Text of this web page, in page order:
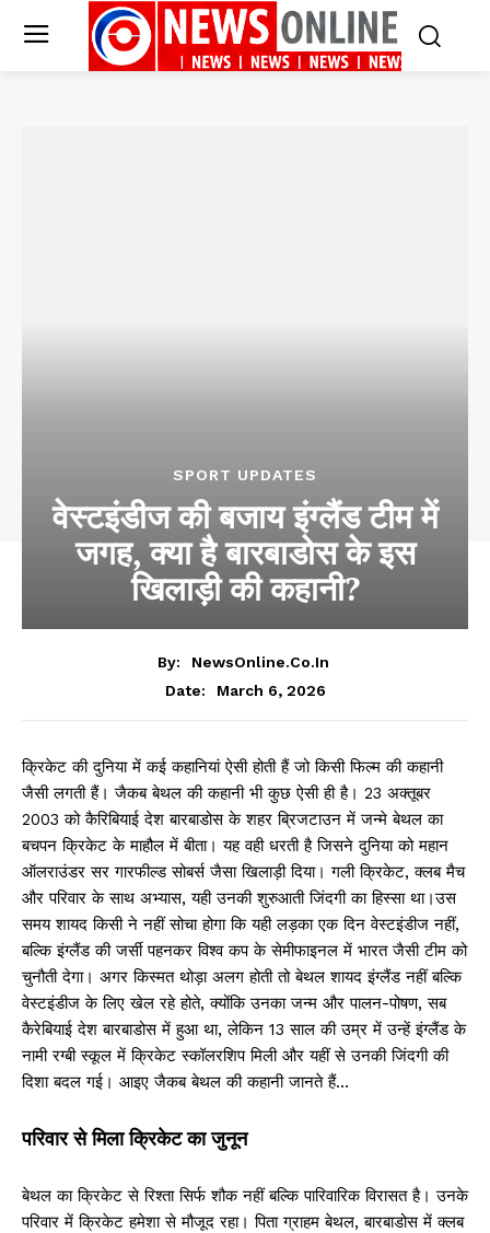
SPORT UPDATES
वेस्टइंडीज की बजाय इंग्लैंड टीम में
जगह, क्या है बारबाडोस के इस
खिलाड़ी की कहानी?
By:
NewsOnline.co.in
Date:
March 6, 2026
क्रिकेट की दुनिया में कई कहानियां ऐसी होती हैं जो किसी फिल्म की कहानी
जैसी लगती हैं। जैकब बेथल की कहानी भी कुछ ऐसी ही है। 23 अक्तूबर
2003 को कैरिबियाई देश बारबाडोस के शहर ब्रिजटाउन में जन्मे बेथल का
बचपन क्रिकेट के माहौल में बीता। यह वही धरती है जिसने दुनिया को महान
ऑलराउंडर सर गारफील्ड सोबर्स जैसा खिलाड़ी दिया। गली क्रिकेट, क्लब मैच
और परिवार के साथ अभ्यास, यही उनकी शुरुआती जिंदगी का हिस्सा था।उस
समय शायद किसी ने नहीं सोचा होगा कि यही लड़का एक दिन वेस्टइंडीज नहीं,
बल्कि इंग्लैंड की जर्सी पहनकर विश्व कप के सेमीफाइनल में भारत जैसी टीम को
चुनौती देगा। अगर किस्मत थोड़ा अलग होती तो बेथल शायद इंग्लैंड नहीं बल्कि
वेस्टइंडीज के लिए खेल रहे होते, क्योंकि उनका जन्म और पालन-पोषण, सब
कैरेबियाई देश बारबाडोस में हुआ था, लेकिन 13 साल की उम्र में उन्हें इंग्लैंड के
नामी रग्बी स्कूल में क्रिकेट स्कॉलरशिप मिली और यहीं से उनकी जिंदगी की
दिशा बदल गई। आइए जैकब बेथल की कहानी जानते हैं…
परिवार से मिला क्रिकेट का जुनून
बेथल का क्रिकेट से रिश्ता सिर्फ शौक नहीं बल्कि पारिवारिक विरासत है। उनके
परिवार में क्रिकेट हमेशा से मौजूद रहा। पिता ग्राहम बेथल, बारबाडोस में क्लब